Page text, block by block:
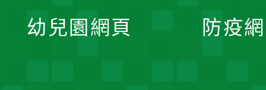
幼兒園網頁 防疫